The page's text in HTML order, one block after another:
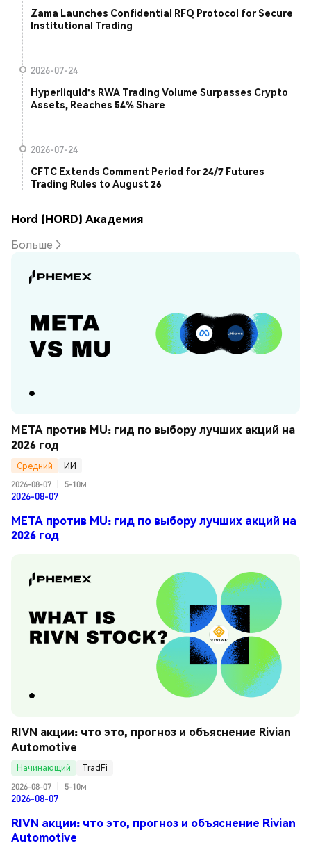
Zama Launches Confidential RFQ Protocol for Secure
Institutional Trading
2026-07-24
Hyperliquid's RWA Trading Volume Surpasses Crypto
Assets, Reaches 54% Share
2026-07-24
CFTC Extends Comment Period for 24/7 Futures
Trading Rules to August 26
Hord (HORD) Академия
Больше
META против MU: гид по выбору лучших акций на
2026 год
Средний
ИИ
2026-08-07
5-10м
2026-08-07
META против MU: гид по выбору лучших акций на
2026 год
RIVN акции: что это, прогноз и объяснение Rivian
Automotive
Начинающий
TradFi
2026-08-07
5-10м
2026-08-07
RIVN акции: что это, прогноз и объяснение Rivian
Automotive